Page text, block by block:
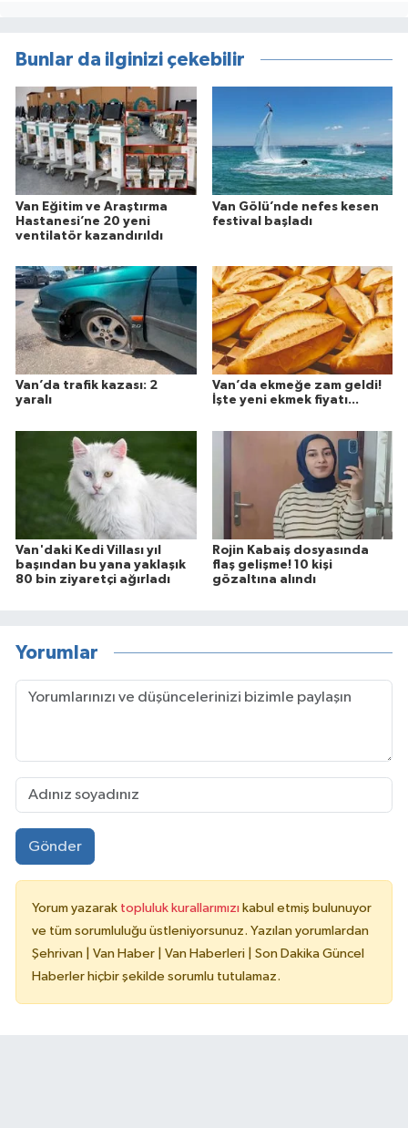
Bunlar da ilginizi çekebilir
Van Eğitim ve Araştırma
Hastanesi’ne 20 yeni
ventilatör kazandırıldı
Van Gölü’nde nefes kesen
festival başladı
Van’da trafik kazası: 2
yaralı
Van’da ekmeğe zam geldi!
İşte yeni ekmek fiyatı...
Van'daki Kedi Villası yıl
başından bu yana yaklaşık
80 bin ziyaretçi ağırladı
Rojin Kabaiş dosyasında
flaş gelişme! 10 kişi
gözaltına alındı
Yorumlar
Gönder
Yorum yazarak topluluk kurallarımızı kabul etmiş bulunuyor
ve tüm sorumluluğu üstleniyorsunuz. Yazılan yorumlardan
Şehrivan | Van Haber | Van Haberleri | Son Dakika Güncel
Haberler hiçbir şekilde sorumlu tutulamaz.